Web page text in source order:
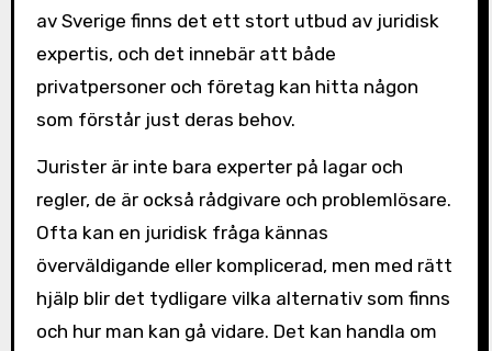
av Sverige finns det ett stort utbud av juridisk
expertis, och det innebär att både
privatpersoner och företag kan hitta någon
som förstår just deras behov.
Jurister är inte bara experter på lagar och
regler, de är också rådgivare och problemlösare.
Ofta kan en juridisk fråga kännas
överväldigande eller komplicerad, men med rätt
hjälp blir det tydligare vilka alternativ som finns
och hur man kan gå vidare. Det kan handla om